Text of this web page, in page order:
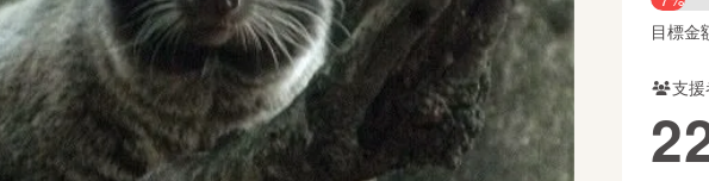
書籍・雑誌出版 アニメ・漫画
チャレンジ ビューティー・ヘル
域活性化
目標金
支